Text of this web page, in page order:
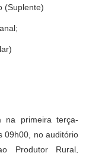
na primeira terça-
09h00, no auditório
Produtor Rural,